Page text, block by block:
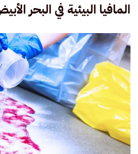
المافيا البيئية في البحر